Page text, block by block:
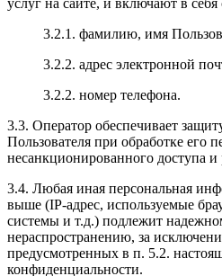
услуг на сайте, и включают в
3.2.1. фамилию, имя
3.2.2. адрес электронной
3.2.2. номер телефона.
3.3. Оператор обеспечивает
Пользователя при обработке его
несанкционированного доступа и
3.4. Любая иная персональная
выше (IP-адрес, используемые
системы и т.д.) подлежит
нераспространению, за
предусмотренных в п. 5.2.
конфиденциальности.